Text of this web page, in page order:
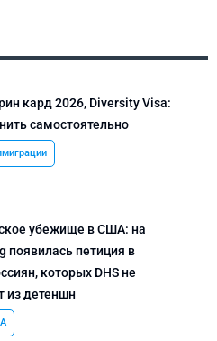
кард 2026, Diversity Visa:
самостоятельно
убежище в США: на
появилась петиция в
которых DHS не
из детеншн